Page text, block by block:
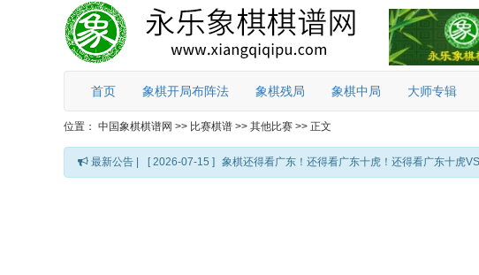
首页 象棋开局布阵法 象棋残局 象棋中局 大师专辑
位置： 中国象棋棋谱网 >> 比赛棋谱 >> 其他比赛 >> 正文
最新公告 | [ 2026-07-15 ] 象棋还得看广东！还得看广东十虎！还得看广东十虎